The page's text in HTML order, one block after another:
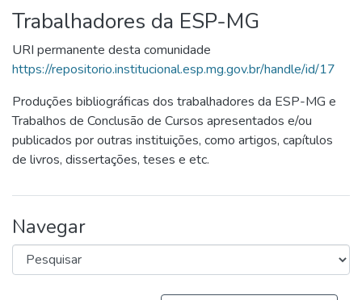
Trabalhadores da ESP-MG
URI permanente desta comunidade
https://repositorio.institucional.esp.mg.gov.br/handle/id/17
Produções bibliográficas dos trabalhadores da ESP-MG e
Trabalhos de Conclusão de Cursos apresentados e/ou
publicados por outras instituições, como artigos, capítulos
de livros, dissertações, teses e etc.
Navegar